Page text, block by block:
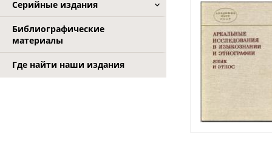
Серийные издания
Библиографические
материалы
Где найти наши издания